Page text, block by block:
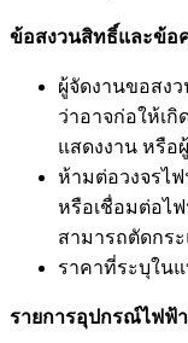
ข้อสงวนสิทธิ์และข้อ
ผู้จัดงานขอสง
ว่าอาจก่อให้เ
แสดงงาน หรือ
ห้ามต่อวงจรไ
หรือเชื่อมต่อไ
สามารถตัดกร
ราคาที่ระบุใน
รายการอุปกรณ์ไฟฟ้